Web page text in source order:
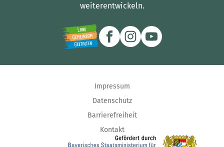
weiterentwickeln.
Impressum
Datenschutz
Barrierefreiheit
Kontakt